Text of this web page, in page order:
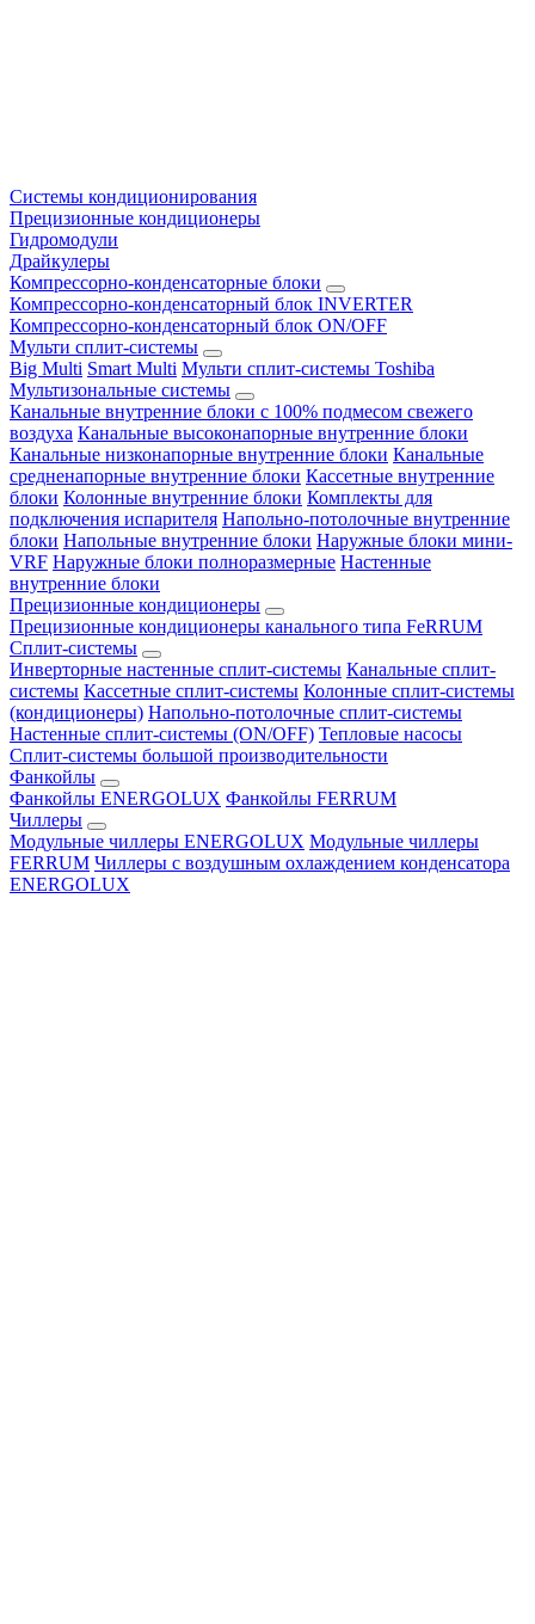
Системы кондиционирования
Прецизионные кондиционеры
Гидромодули
Драйкулеры
Компрессорно-конденсаторные блоки
Компрессорно-конденсаторный блок INVERTER
Компрессорно-конденсаторный блок ON/OFF
Мульти сплит-системы
Big Multi Smart Multi Мульти сплит-системы Toshiba
Мультизональные системы
Канальные внутренние блоки с 100% подмесом свежего
воздуха Канальные высоконапорные внутренние блоки
Канальные низконапорные внутренние блоки Канальные
средненапорные внутренние блоки Кассетные внутренние
блоки Колонные внутренние блоки Комплекты для
подключения испарителя Напольно-потолочные внутренние
блоки Напольные внутренние блоки Наружные блоки мини-
VRF Наружные блоки полноразмерные Настенные
внутренние блоки
Прецизионные кондиционеры
Прецизионные кондиционеры канального типа FeRRUM
Сплит-системы
Инверторные настенные сплит-системы Канальные сплит-
системы Кассетные сплит-системы Колонные сплит-системы
(кондиционеры) Напольно-потолочные сплит-системы
Настенные сплит-системы (ON/OFF) Тепловые насосы
Сплит-системы большой производительности
Фанкойлы
Фанкойлы ENERGOLUX Фанкойлы FERRUM
Чиллеры
Модульные чиллеры ENERGOLUX Модульные чиллеры
FERRUM Чиллеры с воздушным охлаждением конденсатора
ENERGOLUX